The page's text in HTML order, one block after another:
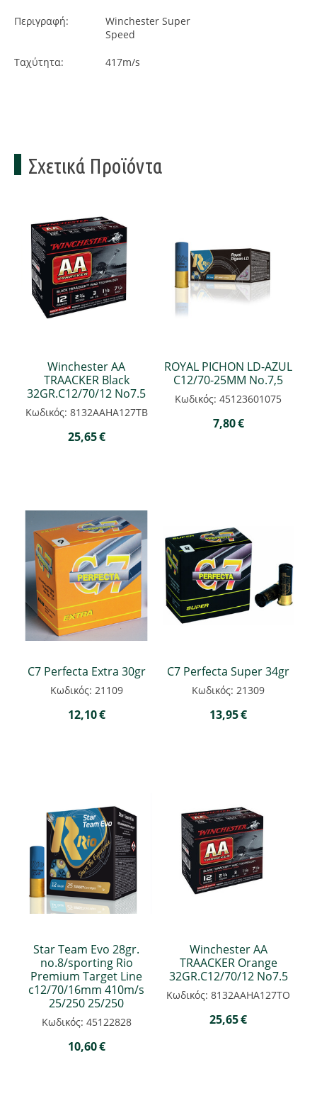
Περιγραφή:
Winchester Super
Speed
Ταχύτητα: 417m/s
Σχετικά Προϊόντα
Winchester ΑΑ
TRAACKER Black
32GR.C12/70/12 Νο7.5
Κωδικός: 8132ΑΑΗΑ127ΤΒ
25,65€
ROYAL PICHON LD-AZUL
C12/70-25ΜΜ Νο.7,5
Κωδικός: 45123601075
7,80€
C7 Perfecta Extra 30gr
Κωδικός: 21109
12,10€
C7 Perfecta Super 34gr
Κωδικός: 21309
13,95€
Star Team Evo 28gr.
no.8/sporting Rio
Premium Target Line
c12/70/16mm 410m/s
25/250 25/250
Κωδικός: 45122828
10,60€
Winchester ΑΑ
TRAACKER Orange
32GR.C12/70/12 Νο7.5
Κωδικός: 8132ΑΑΗΑ127ΤΟ
25,65€